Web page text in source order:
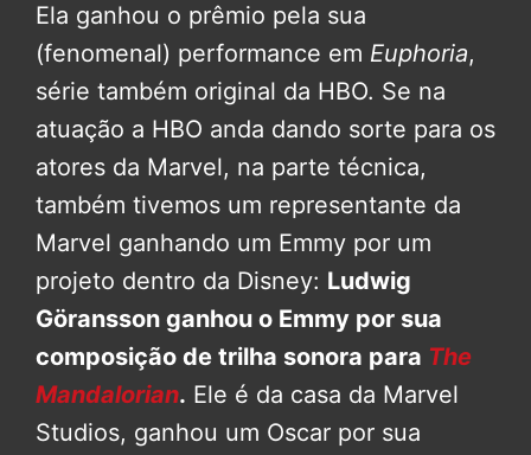
Ela ganhou o prêmio pela sua
(fenomenal) performance em Euphoria,
série também original da HBO. Se na
atuação a HBO anda dando sorte para os
atores da Marvel, na parte técnica,
também tivemos um representante da
Marvel ganhando um Emmy por um
projeto dentro da Disney: Ludwig
Göransson ganhou o Emmy por sua
composição de trilha sonora para The
Mandalorian. Ele é da casa da Marvel
Studios, ganhou um Oscar por sua